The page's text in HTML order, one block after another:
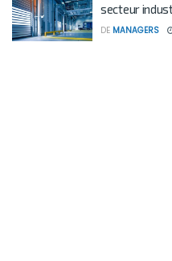
secteur
DE MANAGERS